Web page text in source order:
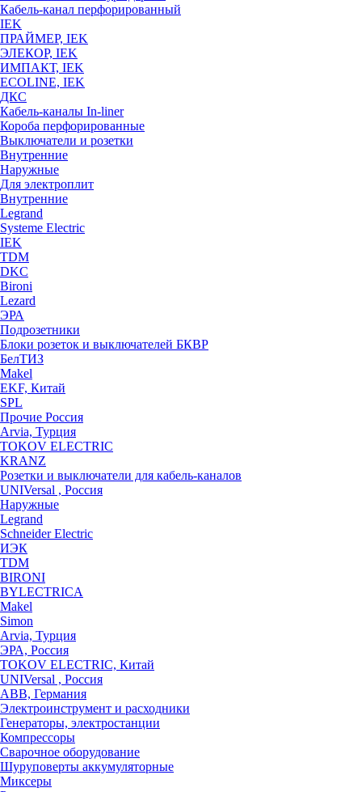
Кабель-канал перфорированный
IEK
ПРАЙМЕР, IEK
ЭЛЕКОР, IEK
ИМПАКТ, IEK
ECOLINE, IEK
ДКС
Кабель-каналы In-liner
Короба перфорированные
Выключатели и розетки
Внутренние
Наружные
Для электроплит
Внутренние
Legrand
Systeme Electric
IEK
TDM
DKC
Bironi
Lezard
ЭРА
Подрозетники
Блоки розеток и выключателей БКВР
БелТИЗ
Makel
EKF, Китай
SPL
Прочие Россия
Arvia, Турция
TOKOV ELECTRIC
KRANZ
Розетки и выключатели для кабель-каналов
UNIVersal , Россия
Наружные
Legrand
Schneider Electric
ИЭК
TDM
BIRONI
BYLECTRICA
Makel
Simon
Arvia, Турция
ЭРА, Россия
TOKOV ELECTRIC, Китай
UNIVersal , Россия
ABB, Германия
Электроинструмент и расходники
Генераторы, электростанции
Компрессоры
Сварочное оборудование
Шуруповерты аккумуляторные
Миксеры